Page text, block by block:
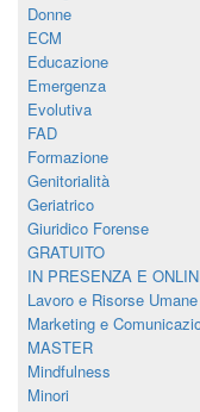
Donne
ECM
Educazione
Emergenza
Evolutiva
FAD
Formazione
Genitorialità
Geriatrico
Giuridico Forense
GRATUITO
IN PRESENZA E
Lavoro e Risorse Umane
Marketing e
MASTER
Mindfulness
Minori